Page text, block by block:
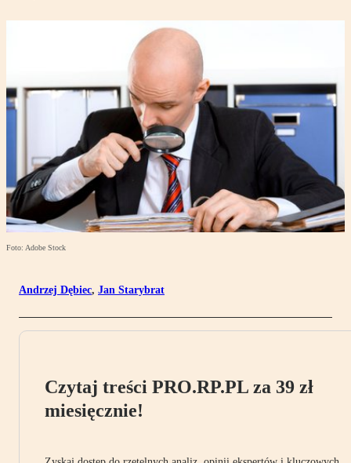
Foto: Adobe Stock
Andrzej Dębiec, Jan Starybrat
Czytaj treści PRO.RP.PL za 39 zł
miesięcznie!